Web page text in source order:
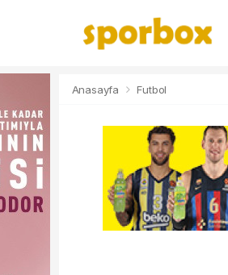
Anasayfa Futbol